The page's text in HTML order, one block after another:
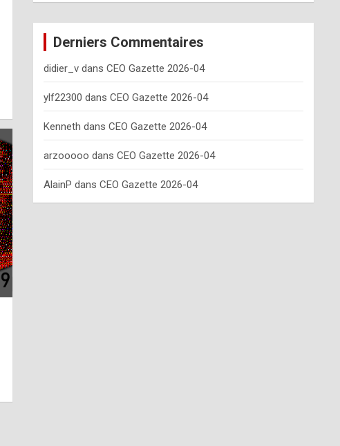
Derniers Commentaires
didier_vdans CEO Gazette 2026-04
ylf22300 dans CEO Gazette 2026-04
Kenneth dans CEO Gazette 2026-04
arzooooo dans CEO Gazette 2026-04
AlainP dans CEO Gazette 2026-04